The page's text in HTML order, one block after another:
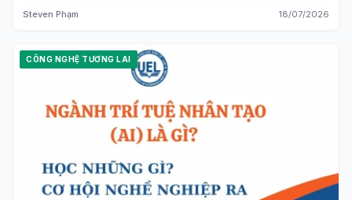
Steven Phạm 18/07/2026
CÔNG NGHỆ TƯƠNG LAI